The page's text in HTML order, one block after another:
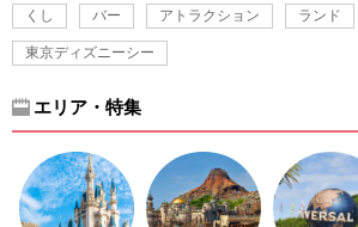
くし バー アトラクション ランド
東京ディズニーシー
エリア・特集